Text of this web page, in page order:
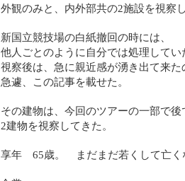
外観のみと、内外部共の2施設を視察
新国立競技場の白紙撤回の時には、
他人ごとのように自分では処理してい
視察後は、急に親近感が湧き出て来た
急遽、この記事を載せた。
その建物は、今回のツアーの一部で後
2建物を視察してきた。
享年 65歳。 まだまだ若くして亡く